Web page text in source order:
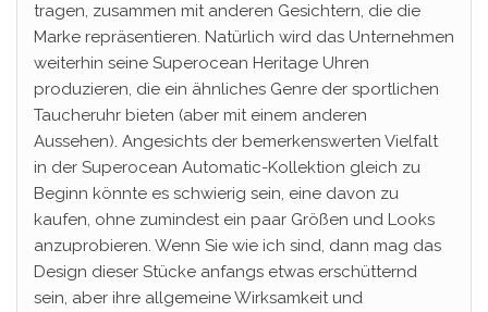
tragen, zusammen mit anderen Gesichtern, die die
Marke repräsentieren. Natürlich wird das Unternehmen
weiterhin seine Superocean Heritage Uhren
produzieren, die ein ähnliches Genre der sportlichen
Taucheruhr bieten (aber mit einem anderen
Aussehen). Angesichts der bemerkenswerten Vielfalt
in der Superocean Automatic-Kollektion gleich zu
Beginn könnte es schwierig sein, eine davon zu
kaufen, ohne zumindest ein paar Größen und Looks
anzuprobieren. Wenn Sie wie ich sind, dann mag das
Design dieser Stücke anfangs etwas erschütternd
sein, aber ihre allgemeine Wirksamkeit und